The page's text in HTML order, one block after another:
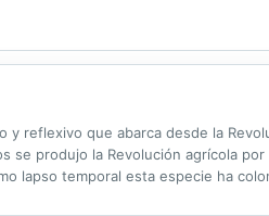
reflexivo que abarca desde la
se produjo la Revolución agrícola
lapso temporal esta especie ha